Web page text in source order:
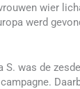
wier
werd
S. was de